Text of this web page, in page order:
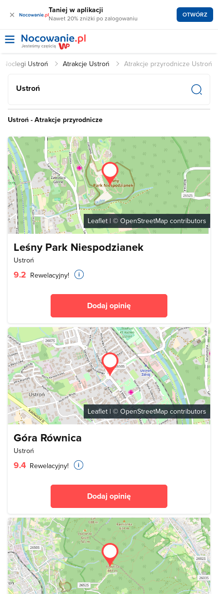
× Taniej w aplikacji
Nawet 20% zniżki po zalogowaniu OTWÓRZ
Noclegi Ustroń Atrakcje Ustroń Atrakcje przyrodnicze Ustroń
Ustroń
Ustroń - Atrakcje przyrodnicze
Leaflet | © OpenStreetMap contributors
Leśny Park Niespodzianek
Ustroń
9.2 Rewelacyjny!
Dodaj opinię
Leaflet | © OpenStreetMap contributors
Góra Równica
Ustroń
9.4 Rewelacyjny!
Dodaj opinię